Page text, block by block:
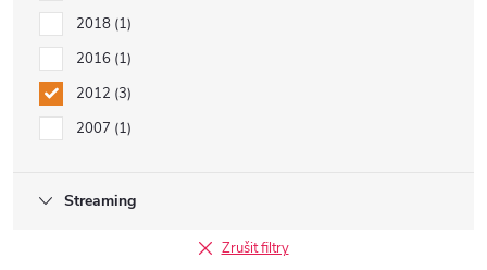
2018 1
2016 1
2012 3
2007 1
Streaming
Zrušit filtry